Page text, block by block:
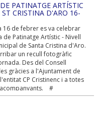
PATINATGE ARTÍSTIC
CRISTINA D'ARO 16-
16 de febrer es va celebrar
de Patinatge Artístic - Nivell
de Santa Cristina d'Aro.
un recull fotogràfic
Des del Consell
gràcies a l'Ajuntament de
CP Cristinenc i a totes
#
#
#...